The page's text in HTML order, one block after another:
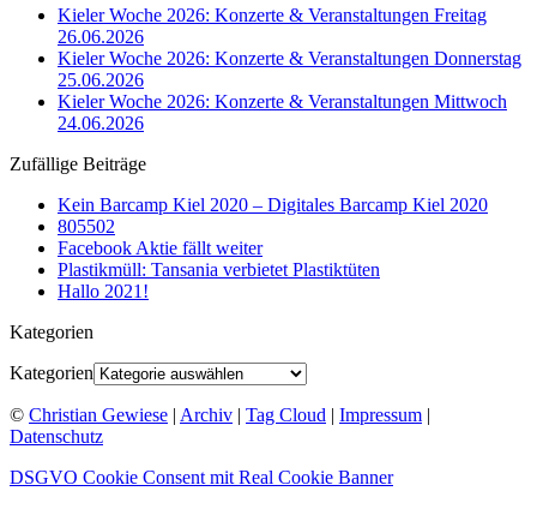
Kieler Woche 2026: Konzerte & Veranstaltungen Freitag
26.06.2026
Kieler Woche 2026: Konzerte & Veranstaltungen Donnerstag
25.06.2026
Kieler Woche 2026: Konzerte & Veranstaltungen Mittwoch
24.06.2026
Zufällige Beiträge
Kein Barcamp Kiel 2020 – Digitales Barcamp Kiel 2020
805502
Facebook Aktie fällt weiter
Plastikmüll: Tansania verbietet Plastiktüten
Hallo 2021!
Kategorien
Kategorien
© Christian Gewiese | Archiv | Tag Cloud | Impressum |
Datenschutz
DSGVO Cookie Consent mit Real Cookie Banner